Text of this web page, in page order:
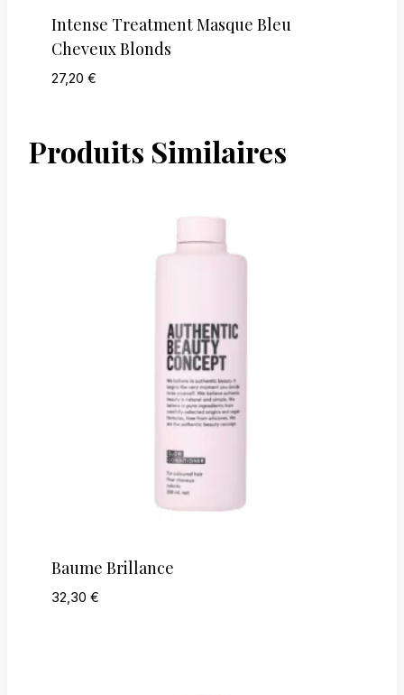
Intense Treatment Masque Bleu
Cheveux Blonds
27,20 €
Produits Similaires
Baume Brillance
32,30 €